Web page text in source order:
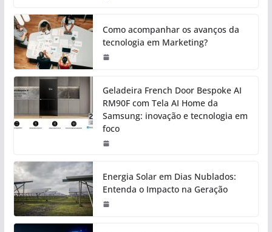
Como acompanhar os avanços da
tecnologia em Marketing?
Geladeira French Door Bespoke AI
RM90F com Tela AI Home da
Samsung: inovação e tecnologia em
foco
Energia Solar em Dias Nublados:
Entenda o Impacto na Geração